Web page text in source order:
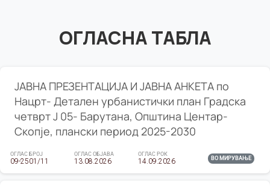
ОГЛАСНА ТАБЛА
ЈАВНА ПРЕЗЕНТАЦИЈА И ЈАВНА АНКЕТА по
Нацрт- Детален урбанистички план Градска
четврт Ј 05- Барутана, Општина Центар-
Скопје, плански период 2025-2030
ОГЛАС БРОЈ
09-2501/11
ОГЛАС ОБЈАВА
13.08.2026
ОГЛАС РОК
14.09.2026 ВО МИРУВАЊЕ